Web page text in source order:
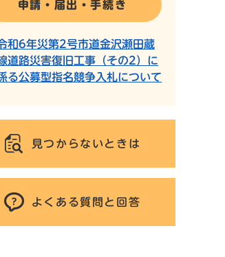
申請・届出・手続き
和6年災第2号市道金沢瀬田蔵
道路災害復旧工事（その2）に
る公募型指名競争入札について
見つからないときは
よくある質問と回答